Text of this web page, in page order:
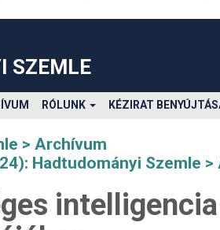
SZEMLE
RÓLUNK KÉZIRAT
Archívum
Hadtudományi Szemle